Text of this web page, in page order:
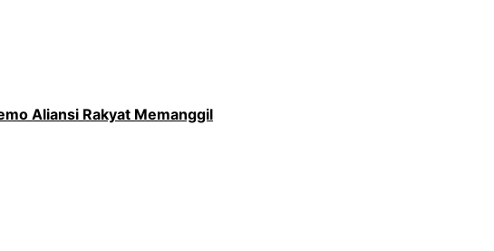
Aliansi Rakyat Memanggil